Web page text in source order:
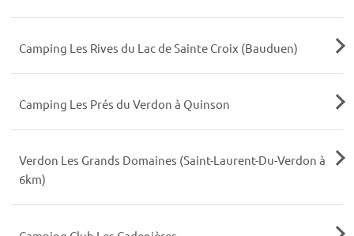
Camping Les Rives du Lac de Sainte Croix (Bauduen)
Camping Les Prés du Verdon à Quinson
Verdon Les Grands Domaines (Saint-Laurent-Du-Verdon à
6km)